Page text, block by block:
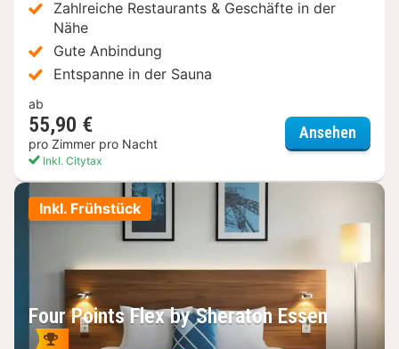
Zahlreiche Restaurants & Geschäfte in der
Nähe
Gute Anbindung
Entspanne in der Sauna
ab
55,90 €
pro Zimmer pro Nacht
Inkl. Citytax
Ansehen
Inkl. Frühstück
Four Points Flex by Sheraton Essen